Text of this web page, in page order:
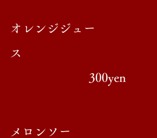
​メロンソー
​オレンジジュー
ス
300yen